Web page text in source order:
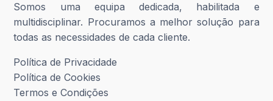
Somos uma equipa dedicada, habilitada e
multidisciplinar. Procuramos a melhor solução para
todas as necessidades de cada cliente.
Política de Privacidade
Política de Cookies
Termos e Condições